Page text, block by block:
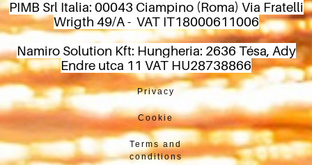
PIMB Srl Italia: 00043 Ciampino (Roma) Via Fratelli
Wrigth 49/A - VAT IT18000611006
Namiro Solution Kft: Hungheria: 2636 Tésa, Ady
Endre utca 11 VAT HU28738866
Privacy
Cookie
Terms and
conditions